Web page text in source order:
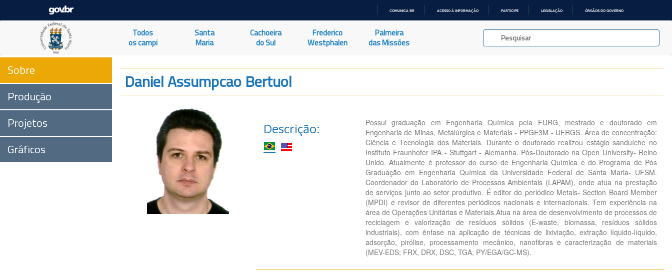
O
COMUNICA BR ACESSO À INFORMAÇÃO PARTICIPE LEGISLAÇÃO ÓRGÃOS DO GOVERNO
Todos
os campi
Santa
Maria
Cachoeira
do Sul
Frederico
Westphalen
Palmeira
das Missões
Sobre
Produção
Projetos
Gráficos
Daniel Assumpcao Bertuol
Descrição:
Possui graduação em Engenharia Química pela FURG, mestrado e doutorado em
Engenharia de Minas, Metalúrgica e Materiais - PPGE3M - UFRGS. Área de concentração:
Ciência e Tecnologia dos Materiais. Durante o doutorado realizou estágio sanduíche no
Instituto Fraunhofer IPA - Stuttgart - Alemanha. Pós-Doutorado na Open University- Reino
Unido. Atualmente é professor do curso de Engenharia Química e do Programa de Pós
Graduação em Engenharia Química da Universidade Federal de Santa Maria- UFSM.
Coordenador do Laboratório de Processos Ambientais (LAPAM), onde atua na prestação
de serviços junto ao setor produtivo. É editor do periódico Metals- Section Board Member
(MPDI) e revisor de diferentes periódicos nacionais e internacionais. Tem experiência na
área de Operações Unitárias e Materiais.Atua na área de desenvolvimento de processos de
reciclagem e valorização de resíduos sólidos (E-waste, biomassa, resíduos sólidos
industriais), com ênfase na aplicação de técnicas de lixiviação, extração líquido-líquido,
adsorção, pirólise, processamento mecânico, nanofibras e caracterização de materiais
(MEV-EDS; FRX, DRX, DSC, TGA, PY/EGA/GC-MS).